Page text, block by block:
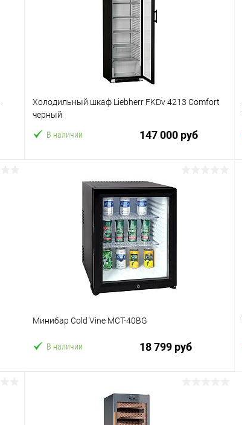
Холодильный шкаф Liebherr FKDv 4213 Comfort
черный
В наличии 147 000 руб
В корзину
Купить в 1 клик Сравнение
Минибар Cold Vine MCT-40BG
В наличии 18 799 руб
В корзину